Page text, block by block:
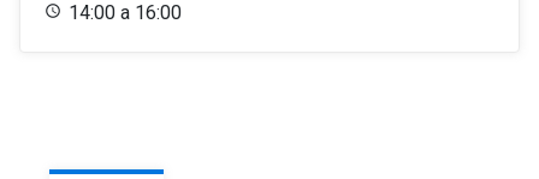
14:00 a 16:00